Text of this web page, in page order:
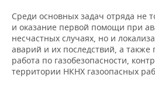
ОТКРЫТАЯ ЛЕКЦИЯ
БАСКЕТБОЛ
ВОЛЕЙБОЛ
КИБЕРСПОРТ
ИНФРАСТРУКТУРА
ИСТОРИЯ
КУЛЬТУРА
СПРАВОЧНИК
СПИСОК ПЕРСОН
СПИСОК КОМПАНИЙ
ПОЛНАЯ ВЕРСИЯ
Среди основных задач отряда не
и оказание первой помощи при
несчастных случаях, но и
аварий и их последствий, а также
работа по газобезопасности,
территории НКНХ газоопасных